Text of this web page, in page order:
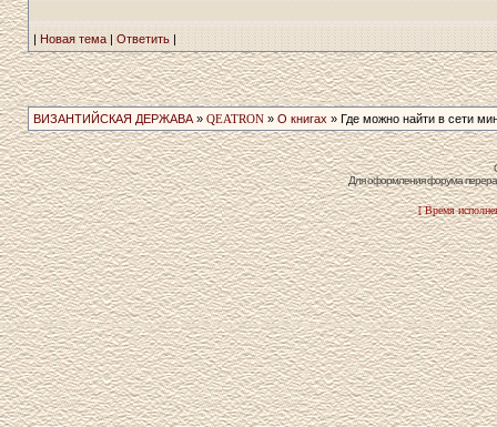
| Новая тема|Ответить|
ВИЗАНТИЙСКАЯ ДЕРЖАВА» QEATRON» О книгах » Где можно найти в сети
Для оформления форума
[ Время